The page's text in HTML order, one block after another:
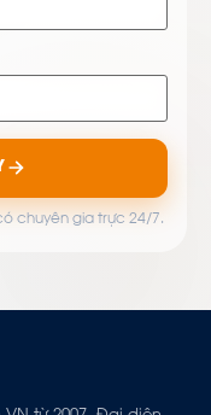
chuyên gia trực 24/7.